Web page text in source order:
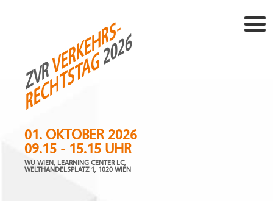
ZVRVERKEHRS-
RECHTSTAG2026
01. OKTOBER 2026
09.15 - 15.15 UHR
WU WIEN, LEARNING CENTER LC,
WELTHANDELSPLATZ 1, 1020 WIEN